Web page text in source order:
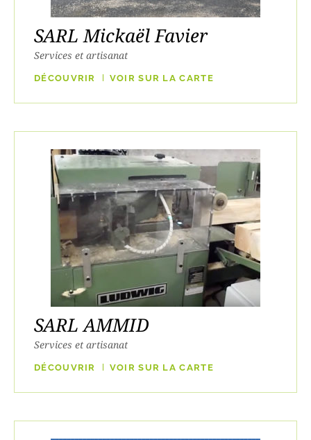
SARL Mickaël Favier
Services et artisanat
DÉCOUVRIR VOIR SUR LA CARTE
SARL AMMID
Services et artisanat
DÉCOUVRIR VOIR SUR LA CARTE